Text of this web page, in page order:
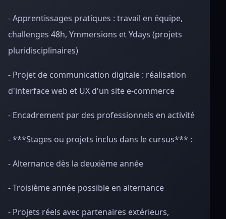
- Apprentissages pratiques : travail en équipe,
challenges 48h, Ymmersions et Ydays (projets
pluridisciplinaires)
- Projet de communication digitale : réalisation
d'interface web et UX d'un site e-commerce
- Encadrement par des professionnels en activité
- ***Stages ou projets inclus dans le cursus*** :
- Alternance dès la deuxième année
- Troisième année possible en alternance
- Projets réels avec partenaires extérieurs,